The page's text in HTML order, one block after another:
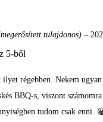
5-ből
tulajdonos) –
régebben. Nekem ugyan
BBQ-s, viszont
tudom csak enni.